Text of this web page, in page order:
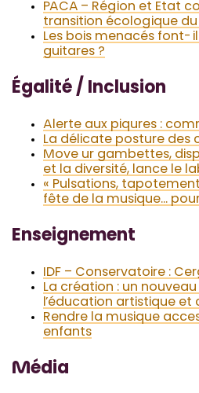
PACA – Région et Etat
transition écologique
Les bois menacés font-
guitares ?
Égalité / Inclusion
Alerte aux piqures :
La délicate posture des
Move ur gambettes,
et la diversité, lance le
« Pulsations,
fête de la musique…
Enseignement
IDF – Conservatoire :
La création : un
l’éducation artistique et
Rendre la musique
enfants
Média